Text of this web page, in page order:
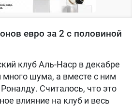
евро за 2 с половиной
клуб Аль-Наср в декабре
много шума, а вместе с ним
Считалось, что это
влияние на клуб и весь